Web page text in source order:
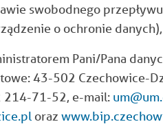
swobodnego
o ochronie
Pani/Pana
43-502 Czechowice-
214-71-52, e-mail:
oraz